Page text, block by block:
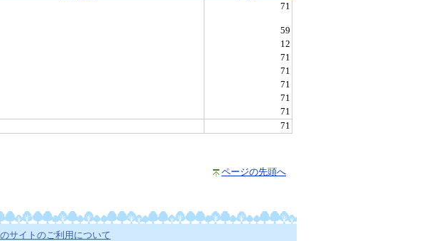
71
59
12
71
71
71
71
71
71
ページの先頭へ
サイトのご利用について